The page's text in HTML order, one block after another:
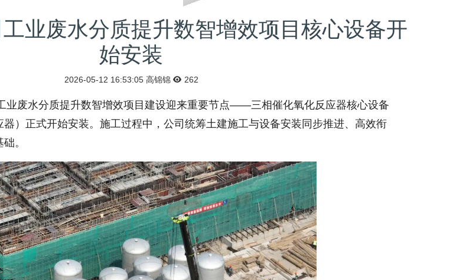
业废水分质提升数智增效项目核心设备开
始安装
2026-05-12 16:53:05 高锦锦 262
废水分质提升数智增效项目建设迎来重要节点——三相催化氧化反应器核心设备
器）正式开始安装。施工过程中，公司统筹土建施工与设备安装同步推进、高效衔
。